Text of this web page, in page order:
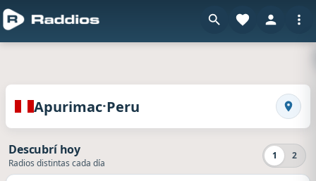
Radios de Apurimac · Peruen Raddios
Apurimac·Peru
1 2
Descubrí hoy
Radios distintas cada día